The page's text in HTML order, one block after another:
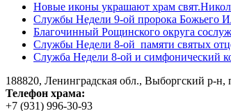
Новые иконы украшают храм
Службы Недели 9-ой пророка Божьего
Благочинный Рощинского округа
Службы Недели 8-ой памяти святых
Служба Недели 8-ой и симфонический
188820, Ленинградская обл., Выборгский р-н,
Телефон храма:
+7 (931) 996-30-93